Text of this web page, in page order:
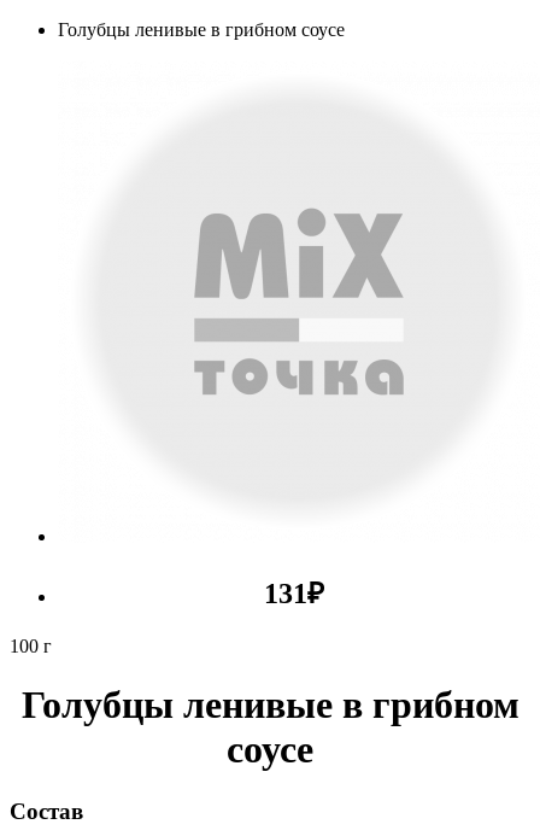
Голубцы ленивые в грибном соусе
131₽
100 г
Голубцы ленивые в грибном
соусе
Состав